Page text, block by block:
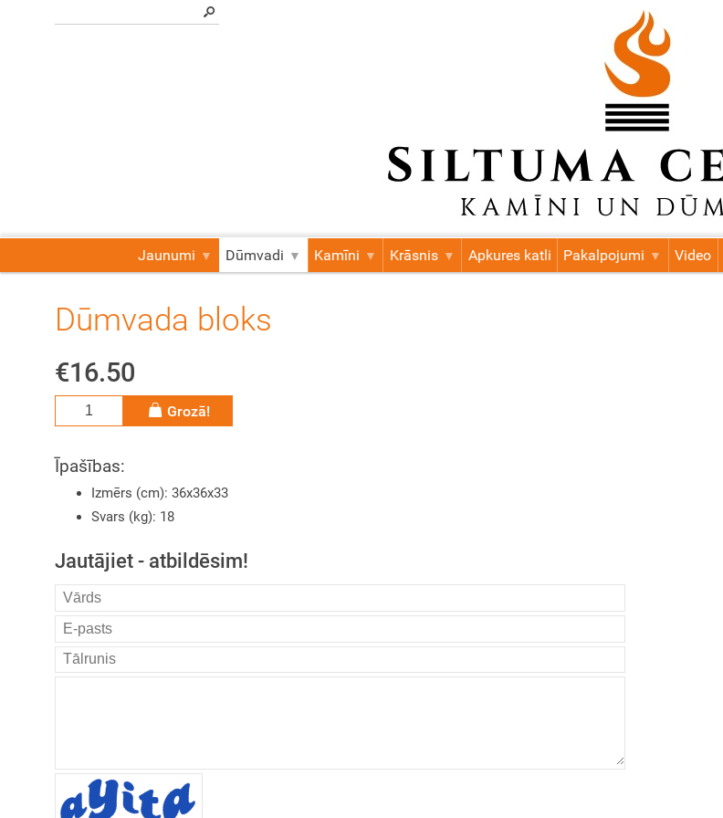
Jaunumi Dūmvadi Kamīni Krāsnis Apkures katli Pakalpojumi Video
Dūmvada bloks
€16.50
Grozā!
Īpašības:
Izmērs (cm): 36x36x33
Svars (kg): 18
Jautājiet - atbildēsim!